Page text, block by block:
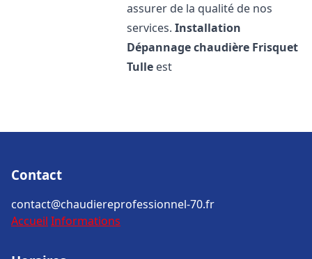
assurer de la qualité de nos
services.Installation
Dépannage chaudière Frisquet
Tulle est
Contact
contact@chaudiereprofessionnel-70.fr
Accueil Informations